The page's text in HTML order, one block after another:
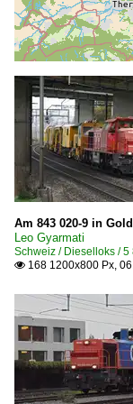
Am 843 020-9 in
Leo Gyarmati
Schweiz / Dieselloks /
 168 1200x800 Px,